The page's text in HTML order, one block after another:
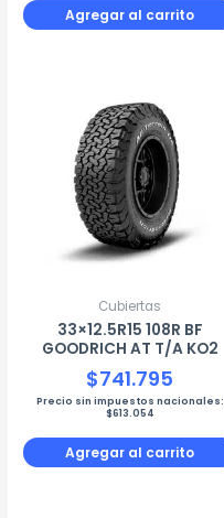
Agregar al carrito
Cubiertas
33×12.5R15 108R BF
GOODRICH AT T/A KO2
$741.795
Precio sin impuestos nacionales:
$613.054
Agregar al carrito